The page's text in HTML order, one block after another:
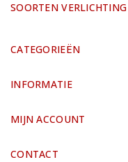
SOORTEN VERLICHTING
CATEGORIEËN
INFORMATIE
MIJN ACCOUNT
CONTACT